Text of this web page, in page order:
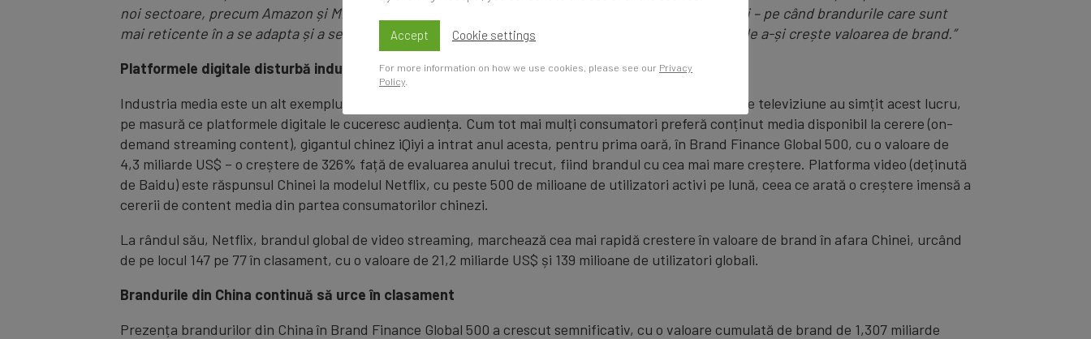
noi sectoare, precum Amazon și Microsoft, sunt cele care care își depășesc constant competitorii – pe când brandurile care sunt
mai reticente în a se adapta și a se diversifica, precum Walmart și Apple, vor pierde oportunități de a-și crește valoarea de brand.”
Platformele digitale disturbă industria de media
Industria media este un alt exemplu în care nou-veniții schimbă regulile jocului. Cele mai mari rețele de televiziune au simțit acest lucru,
pe masură ce platformele digitale le cuceresc audiența. Cum tot mai mulți consumatori preferă conținut media disponibil la cerere (on-
demand streaming content), gigantul chinez iQiyi a intrat anul acesta, pentru prima oară, în Brand Finance Global 500, cu o valoare de
4,3 miliarde US$ – o creștere de 326% față de evaluarea anului trecut, fiind brandul cu cea mai mare creștere. Platforma video (deținută
de Baidu) este răspunsul Chinei la modelul Netflix, cu peste 500 de milioane de utilizatori activi pe lună, ceea ce arată o creștere imensă a
cererii de content media din partea consumatorilor chinezi.
La rândul său, Netflix, brandul global de video streaming, marchează cea mai rapidă crestere în valoare de brand în afara Chinei, urcând
de pe locul 147 pe 77 în clasament, cu o valoare de 21,2 miliarde US$ și 139 milioane de utilizatori globali.
Brandurile din China continuă să urce în clasament
Prezența brandurilor din China în Brand Finance Global 500 a crescut semnificativ, cu o valoare cumulată de brand de 1,307 miliarde
Accept Cookie settings
For more information on how we use cookies, please see our Privacy
Policy.